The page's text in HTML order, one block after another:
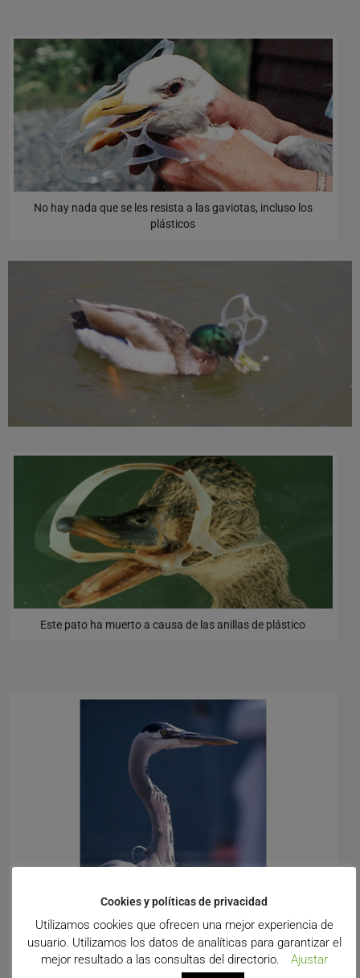
No hay nada que se les resista a las gaviotas, incluso los
plásticos
Este pato ha muerto a causa de las anillas de plástico
Cookies y políticas de privacidad
Utilizamos cookies que ofrecen una mejor experiencia de
usuario. Utilizamos los datos de analíticas para garantizar el
mejor resultado a las consultas del directorio.
Ajustar